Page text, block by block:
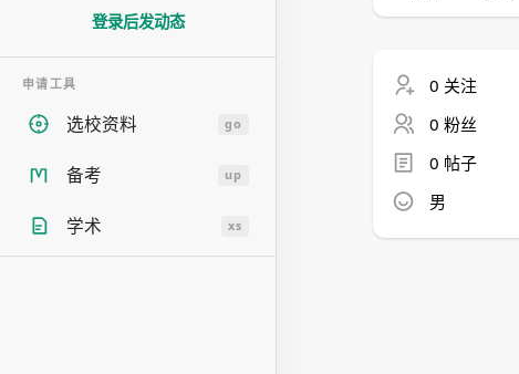
登录后发动态
申请工具
选校资料 go
备考 up
学术 xs
0 关注
0 粉丝
0 帖子
男